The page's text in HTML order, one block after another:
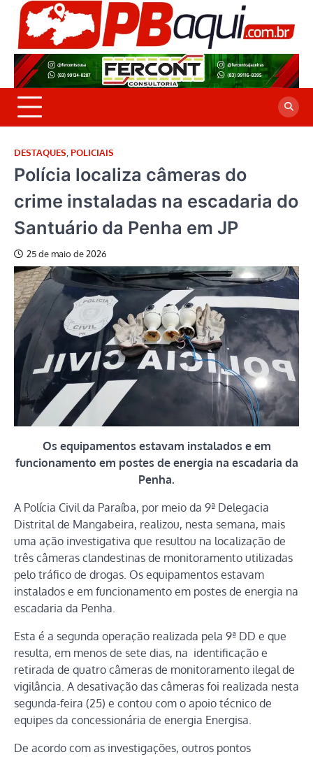
Skip
content
DESTAQUES POLICIAIS
Polícia localiza câmeras do
crime instaladas na escadaria do
Santuário da Penha em JP
25 de maio de 2026
Os equipamentos estavam instalados e em
funcionamento em postes de energia na escadaria da
Penha.
A Polícia Civil da Paraíba, por meio da 9ª Delegacia
Distrital de Mangabeira, realizou, nesta semana, mais
uma ação investigativa que resultou na localização de
três câmeras clandestinas de monitoramento utilizadas
pelo tráfico de drogas. Os equipamentos estavam
instalados e em funcionamento em postes de energia na
escadaria da Penha.
Esta é a segunda operação realizada pela 9ª DD e que
resulta, em menos de sete dias, na identificação e
retirada de quatro câmeras de monitoramento ilegal de
vigilância. A desativação das câmeras foi realizada nesta
segunda-feira (25) e contou com o apoio técnico de
equipes da concessionária de energia Energisa.
De acordo com as investigações, outros pontos